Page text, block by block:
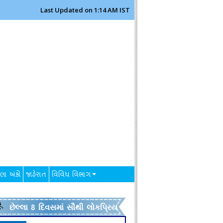
Last Updated on 1:14 AM IST
અંકો જાહેરાત વિવિધ વિભાગ
છેલ્લા 8 દિવસમાં સૌથી લોકપ્રિય